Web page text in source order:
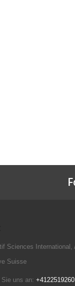
Sciences International,
Suisse
Sie uns an: